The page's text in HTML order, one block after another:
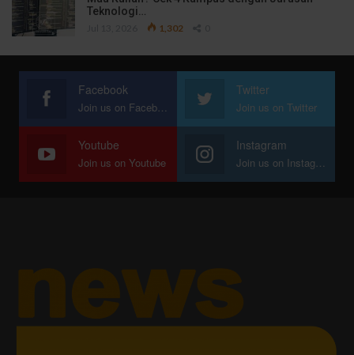
Teknologi…
1,302
Facebook
Join us on Facebook
Twitter
Join us on Twitter
Youtube
Join us on Youtube
Instagram
Join us on Instagram